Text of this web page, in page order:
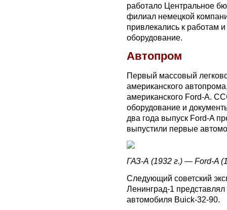
работало Центральное
филиал немецкой
привлекались к работам
оборудование.
Автопром
Первый массовый
американского
американского Ford-A.
оборудование и
два года выпуск Ford-A
выпустили первые
ГАЗ-А (1932 г.) — Ford-A
Следующий советский
Ленинград-1
автомобиля Buick-32-90.